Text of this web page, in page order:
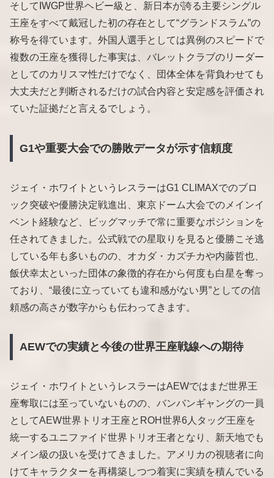
そしてIWGP世界ヘビー級と、新日本が誇る主要シングル
王座をすべて戴冠した初の存在として“グランドスラム”の
称号を得ています。外国人選手としては異例のスピードで
複数の王座を獲得した事実は、バレットクラブのリーダー
としてのカリスマ性だけでなく、団体全体を背負わせても
大丈夫だと判断されるだけの試合内容と安定感を評価され
ていた証拠だと言えるでしょう。
G1や重要大会での勝敗データが示す信頼度
ジェイ・ホワイトというレスラーはG1 CLIMAXでのブロ
ック突破や優勝決定戦進出、東京ドーム大会でのメインイ
ベント経験など、ビッグマッチで常に重要なポジションを
任されてきました。公式戦での星取りを見ると優勝こそ逃
している年も多いものの、オカダ・カズチカや内藤哲也、
飯伏幸太といった団体の象徴的存在から何度も白星を奪っ
ており、“最後に立っていても違和感がない男”としての信
頼感の高さが数字からも伝わってきます。
AEWでの実績と今後の世界王座戦線への期待
ジェイ・ホワイトというレスラーはAEWではまだ世界王
座奪取には至っていないものの、バンバンギャングの一員
としてAEW世界トリオ王座とROH世界6人タッグ王座を
統一するユニファイド世界トリオ王者となり、新天地でも
メイン級の扱いを受けてきました。アメリカの視聴者に向
けてキャラクターを再構築しつつ着実に実績を積んでいる